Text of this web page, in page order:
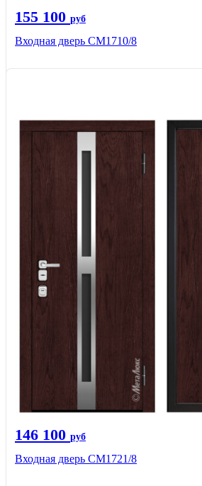
155 100 руб
Входная дверь CМ1710/8
146 100 руб
Входная дверь СМ1721/8